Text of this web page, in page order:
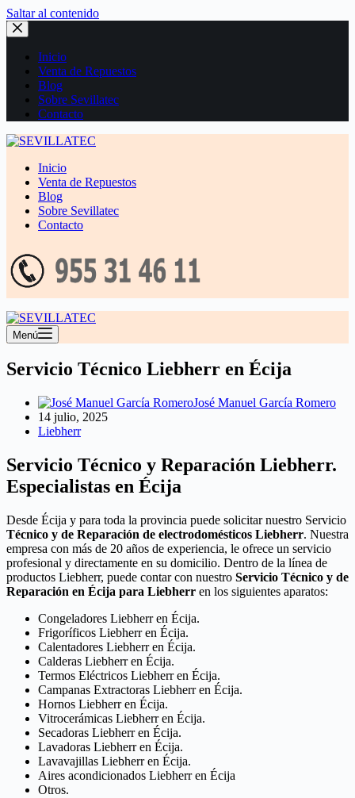
Saltar al contenido
Inicio
Venta de Repuestos
Blog
Sobre Sevillatec
Contacto
Inicio
Venta de Repuestos
Blog
Sobre Sevillatec
Contacto
Menú
Servicio Técnico Liebherr en Écija
José Manuel García Romero
14 julio, 2025
Liebherr
Servicio Técnico y Reparación Liebherr.
Especialistas en Écija
Desde Écija y para toda la provincia puede solicitar nuestro Servicio
Técnico y de Reparación de electrodomésticos Liebherr. Nuestra
empresa con más de 20 años de experiencia, le ofrece un servicio
profesional y directamente en su domicilio. Dentro de la línea de
productos Liebherr, puede contar con nuestro Servicio Técnico y de
Reparación en Écija para Liebherr en los siguientes aparatos:
Congeladores Liebherr en Écija.
Frigoríficos Liebherr en Écija.
Calentadores Liebherr en Écija.
Calderas Liebherr en Écija.
Termos Eléctricos Liebherr en Écija.
Campanas Extractoras Liebherr en Écija.
Hornos Liebherr en Écija.
Vitrocerámicas Liebherr en Écija.
Secadoras Liebherr en Écija.
Lavadoras Liebherr en Écija.
Lavavajillas Liebherr en Écija.
Aires acondicionados Liebherr en Écija
Otros.